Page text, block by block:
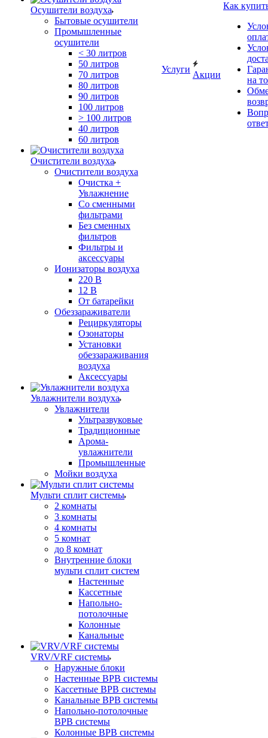
Осушители воздуха
Бытовые осушители
Промышленные
осушители
< 30 литров
50 литров
70 литров
80 литров
90 литров
100 литров
> 100 литров
40 литров
60 литров
Очистители воздуха
Очистители воздуха
Очистка +
Увлажнение
Cо сменными
фильтрами
Без сменных
фильтров
Фильтры и
аксессуары
Ионизаторы воздуха
220 В
12 В
От батарейки
Обеззараживатели
Рециркуляторы
Озонаторы
Установки
обеззараживания
воздуха
Аксессуары
Увлажнители воздуха
Увлажнители
Ультразвуковые
Традиционные
Арома-
увлажнители
Промышленные
Мойки воздуха
Мульти сплит системы
2 комнаты
3 комнаты
4 комнаты
5 комнат
до 8 комнат
Внутренние блоки
мульти сплит систем
Настенные
Кассетные
Напольно-
потолочные
Колонные
Канальные
VRV/VRF системы
Наружные блоки
Настенные ВРВ системы
Кассетные ВРВ системы
Канальные ВРВ системы
Напольно-потолочные
ВРВ системы
Колонные ВРВ системы
Услуги
Акции
Как
на